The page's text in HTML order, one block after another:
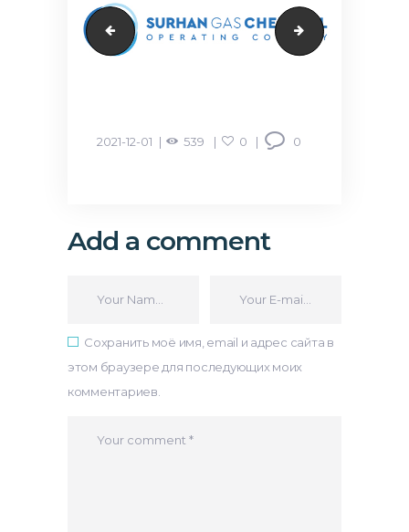
les додо4
2021-12-01 539 0 0
Add a comment
Сохранить моё имя, email и адрес сайта в
этом браузере для последующих моих
комментариев.